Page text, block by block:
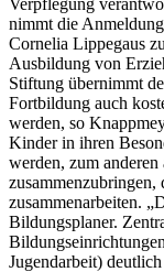
nimmt die
Cornelia Lippegaus
Ausbildung von
Stiftung übernimmt
Fortbildung auch
werden, so
Kinder in ihren
werden, zum anderen
zusammenarbeiten.
Bildungsplaner.
Jugendarbeit)